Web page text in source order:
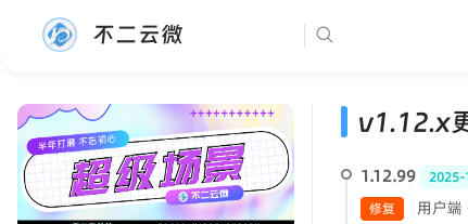
不二云微
v1.12.x
1.12.99
修复
用户端